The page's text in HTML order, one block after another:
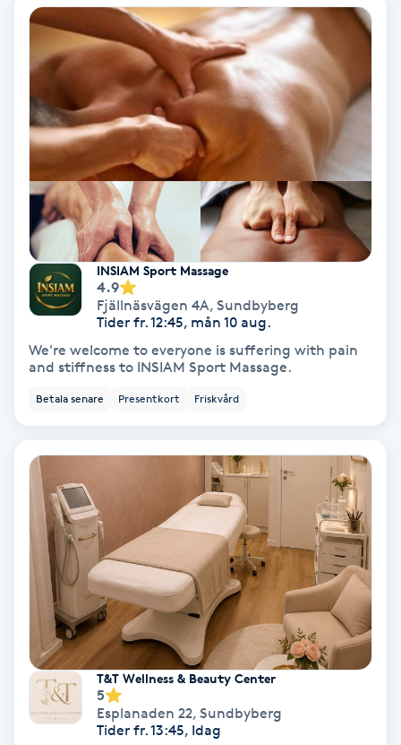
Hårborttagning
Hårbottenbehandling
Hårförlängning
Hårvård
Hälsa
Hälsprickor
Idrottsmassage
IPL hårborttagning
IR-massage
Japansk massage
K18
Katun fransar
INSIAM Sport Massage
4.9
Fjällnäsvägen 4A, Sundbyberg
Tider fr. 12:45, mån 10 aug.
We're welcome to everyone is suffering with pain
and stiffness to INSIAM Sport Massage.
Betala senare Presentkort Friskvård
T&T Wellness & Beauty Center
5
Esplanaden 22, Sundbyberg
Tider fr. 13:45, Idag